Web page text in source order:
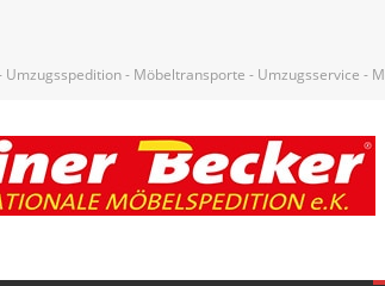
Umzugsspedition - Möbeltransporte - Umzugsservice -